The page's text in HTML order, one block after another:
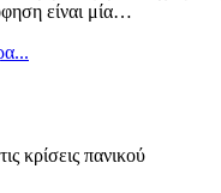
είναι μία…